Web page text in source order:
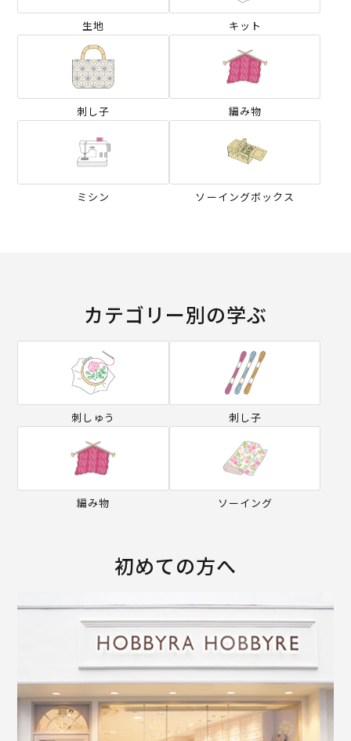
生地 キット
刺し子 編み物
ミシン ソーイングボックス
カテゴリー別の学ぶ
刺しゅう 刺し子
編み物 ソーイング
初めての方へ